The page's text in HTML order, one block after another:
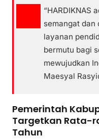
“HARDIKNAS
semangat dan
layanan
bermutu bagi
mewujudkan
Maesyal
Pemerintah
Targetkan Rata-
Tahun